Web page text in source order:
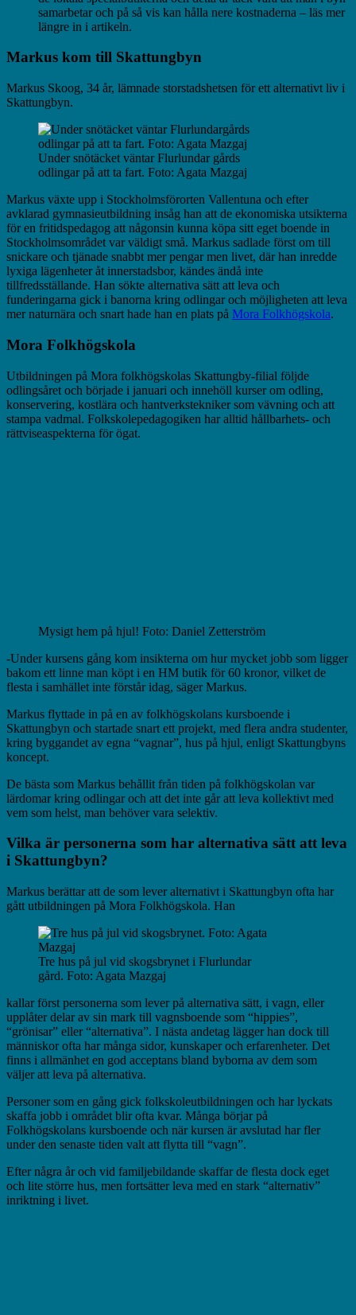
samarbetar och på så vis kan hålla nere kostnaderna – läs mer
längre in i artikeln.
Markus kom till Skattungbyn
Markus Skoog, 34 år, lämnade storstadshetsen för ett alternativt liv i
Skattungbyn.
Under snötäcket väntar Flurlundar gårds
odlingar på att ta fart. Foto: Agata Mazgaj
Markus växte upp i Stockholmsförorten Vallentuna och efter
avklarad gymnasieutbildning insåg han att de ekonomiska utsikterna
för en fritidspedagog att någonsin kunna köpa sitt eget boende in
Stockholmsområdet var väldigt små. Markus sadlade först om till
snickare och tjänade snabbt mer pengar men livet, där han inredde
lyxiga lägenheter åt innerstadsbor, kändes ändå inte
tillfredsställande. Han sökte alternativa sätt att leva och
funderingarna gick i banorna kring odlingar och möjligheten att leva
mer naturnära och snart hade han en plats på Mora Folkhögskola.
Mora Folkhögskola
Utbildningen på Mora folkhögskolas Skattungby-filial följde
odlingsåret och började i januari och innehöll kurser om odling,
konservering, kostlära och hantverkstekniker som vävning och att
stampa vadmal. Folkskolepedagogiken har alltid hållbarhets- och
rättviseaspekterna för ögat.
Mysigt hem på hjul! Foto: Daniel Zetterström
-Under kursens gång kom insikterna om hur mycket jobb som ligger
bakom ett linne man köpt i en HM butik för 60 kronor, vilket de
flesta i samhället inte förstår idag, säger Markus.
Markus flyttade in på en av folkhögskolans kursboende i
Skattungbyn och startade snart ett projekt, med flera andra studenter,
kring byggandet av egna “vagnar”, hus på hjul, enligt Skattungbyns
koncept.
De bästa som Markus behållit från tiden på folkhögskolan var
lärdomar kring odlingar och att det inte går att leva kollektivt med
vem som helst, man behöver vara selektiv.
Vilka är personerna som har alternativa sätt att leva
i Skattungbyn?
Markus berättar att de som lever alternativt i Skattungbyn ofta har
gått utbildningen på Mora Folkhögskola. Han
Tre hus på jul vid skogsbrynet i Flurlundar
gård. Foto: Agata Mazgaj
kallar först personerna som lever på alternativa sätt, i vagn, eller
upplåter delar av sin mark till vagnsboende som “hippies”,
“grönisar” eller “alternativa”. I nästa andetag lägger han dock till
människor ofta har många sidor, kunskaper och erfarenheter. Det
finns i allmänhet en god acceptans bland byborna av dem som
väljer att leva på alternativa.
Personer som en gång gick folkskoleutbildningen och har lyckats
skaffa jobb i området blir ofta kvar. Många börjar på
Folkhögskolans kursboende och när kursen är avslutad har fler
under den senaste tiden valt att flytta till “vagn”.
Efter några år och vid familjebildande skaffar de flesta dock eget
och lite större hus, men fortsätter leva med en stark “alternativ”
inriktning i livet.